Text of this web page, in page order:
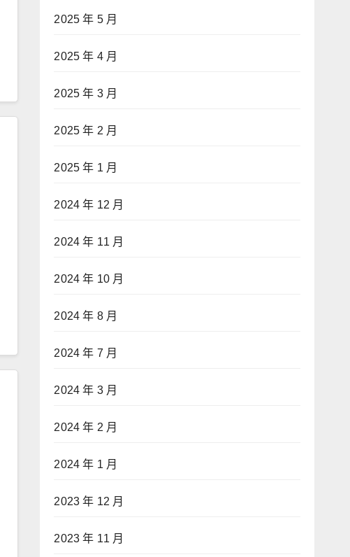
2025 年 5 月
2025 年 4 月
2025 年 3 月
2025 年 2 月
2025 年 1 月
2024 年 12 月
2024 年 11 月
2024 年 10 月
2024 年 8 月
2024 年 7 月
2024 年 3 月
2024 年 2 月
2024 年 1 月
2023 年 12 月
2023 年 11 月